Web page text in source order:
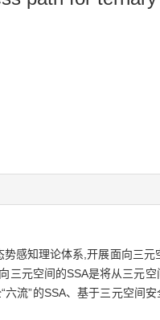
感知理论体系,开展面向三
元空间的SSA是将从三元
流”的SSA、基于三元空间